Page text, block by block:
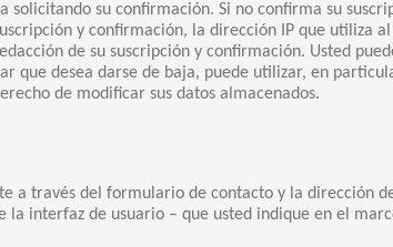
su confirmación. Si no confirma su
y confirmación, la dirección IP que utiliza
de su suscripción y confirmación. Usted
que desea darse de baja, puede utilizar, en
de modificar sus datos almacenados.
a través del formulario de contacto y la dirección
la interfaz de usuario – que usted indique en el